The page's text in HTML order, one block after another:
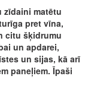
zīdaini matētu
pret vīna,
citu šķidrumu
un apdarei,
un sijas, kā arī
paneļiem. Īpaši